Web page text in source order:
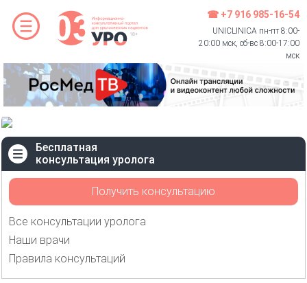
☎ +7 916 985-16-54
UNICLINICA пн-пт 8:00-
20:00 мск, сб-вс 8:00-17:00
мск
Бесплатная
консультация уролога
Получить консультацию
Все консультации уролога
Наши врачи
Правила консультаций